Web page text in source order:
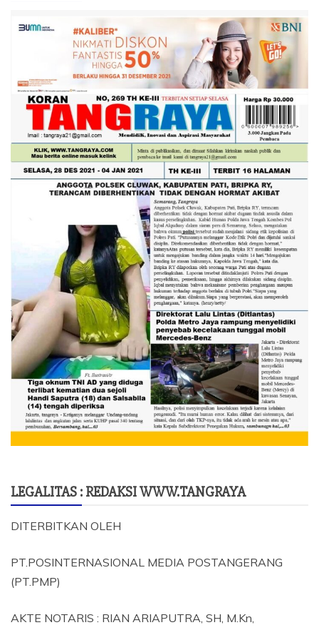
LEGALITAS : REDAKSI WWW.TANGRAYA
DITERBITKAN OLEH
PT.POSINTERNASIONAL MEDIA POSTANGERANG
(PT.PMP)
AKTE NOTARIS : RIAN ARIAPUTRA, SH, M.Kn,